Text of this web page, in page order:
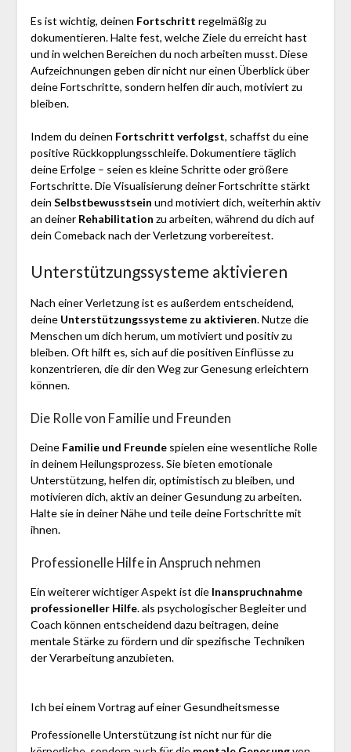
Es ist wichtig, deinen Fortschritt regelmäßig zu
dokumentieren. Halte fest, welche Ziele du erreicht hast
und in welchen Bereichen du noch arbeiten musst. Diese
Aufzeichnungen geben dir nicht nur einen Überblick über
deine Fortschritte, sondern helfen dir auch, motiviert zu
bleiben.
Indem du deinen Fortschritt verfolgst, schaffst du eine
positive Rückkopplungsschleife. Dokumentiere täglich
deine Erfolge – seien es kleine Schritte oder größere
Fortschritte. Die Visualisierung deiner Fortschritte stärkt
dein Selbstbewusstsein und motiviert dich, weiterhin aktiv
an deiner Rehabilitation zu arbeiten, während du dich auf
dein Comeback nach der Verletzung vorbereitest.
Unterstützungssysteme aktivieren
Nach einer Verletzung ist es außerdem entscheidend,
deine Unterstützungssysteme zu aktivieren. Nutze die
Menschen um dich herum, um motiviert und positiv zu
bleiben. Oft hilft es, sich auf die positiven Einflüsse zu
konzentrieren, die dir den Weg zur Genesung erleichtern
können.
Die Rolle von Familie und Freunden
Deine Familie und Freundespielen eine wesentliche Rolle
in deinem Heilungsprozess. Sie bieten emotionale
Unterstützung, helfen dir, optimistisch zu bleiben, und
motivieren dich, aktiv an deiner Gesundung zu arbeiten.
Halte sie in deiner Nähe und teile deine Fortschritte mit
ihnen.
Professionelle Hilfe in Anspruch nehmen
Ein weiterer wichtiger Aspekt ist die Inanspruchnahme
professioneller Hilfe. als psychologischer Begleiter und
Coach können entscheidend dazu beitragen, deine
mentale Stärke zu fördern und dir spezifische Techniken
der Verarbeitung anzubieten.
Ich bei einem Vortrag auf einer Gesundheitsmesse
Professionelle Unterstützung ist nicht nur für die